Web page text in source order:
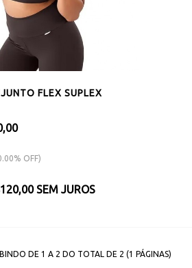
FLEX SUPLEX
OFF)
SEM JUROS
DE 1 A 2 DO TOTAL DE 2 (1 PÁGINAS)